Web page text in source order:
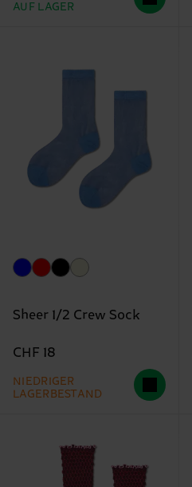
AUF LAGER
Sheer 1/2 Crew Sock
CHF 18
NIEDRIGER
LAGERBESTAND